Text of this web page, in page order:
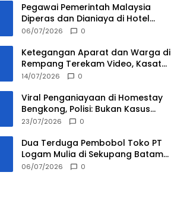
Pegawai Pemerintah Malaysia
Diperas dan Dianiaya di Hotel
Batam, Dua Pelaku Ditangkap
06/07/2026 0
Ketegangan Aparat dan Warga di
Rempang Terekam Video, Kasat
Intelkam Ucap ‘Saya Tidak Ada
14/07/2026 0
Viral Penganiayaan di Homestay
Bengkong, Polisi: Bukan Kasus
Pengeroyokan
23/07/2026 0
Dua Terduga Pembobol Toko PT
Logam Mulia di Sekupang Batam
Ditangkap, Satu Buron
06/07/2026 0